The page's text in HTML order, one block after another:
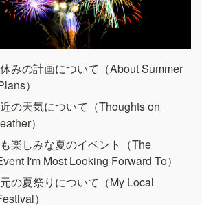
みの計画について（About Summer
）
の天気について（Thoughts on
）
楽しみな夏のイベント（The
I'm Most Looking Forward To）
の夏祭りについて（My Local
）